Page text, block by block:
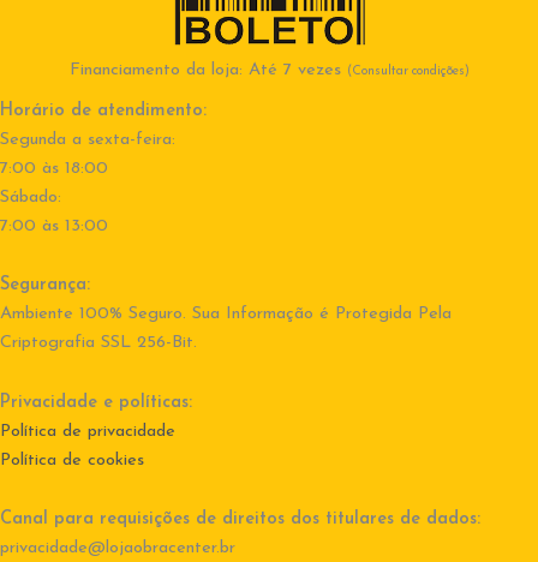
Financiamento da loja: Até 7 vezes (Consultar condições)
Horário de atendimento:
Segunda a sexta-feira:
7:00 às 18:00
Sábado:
7:00 às 13:00
Segurança:
Ambiente 100% Seguro. Sua Informação é Protegida Pela
Criptografia SSL 256-Bit.
Privacidade e políticas:
Política de privacidade
Política de cookies
Canal para requisições de direitos dos titulares de dados:
privacidade@lojaobracenter.br